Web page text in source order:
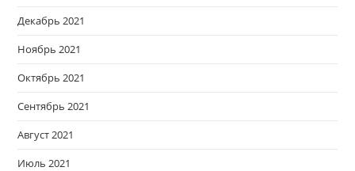
Декабрь 2021
Ноябрь 2021
Октябрь 2021
Сентябрь 2021
Август 2021
Июль 2021